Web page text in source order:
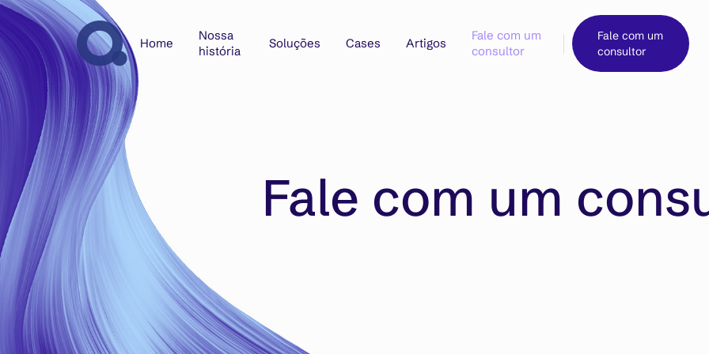
Home
Nossa
história
Soluções Cases Artigos
Fale com um
consultor
Fale com um
consultor
Fale com um